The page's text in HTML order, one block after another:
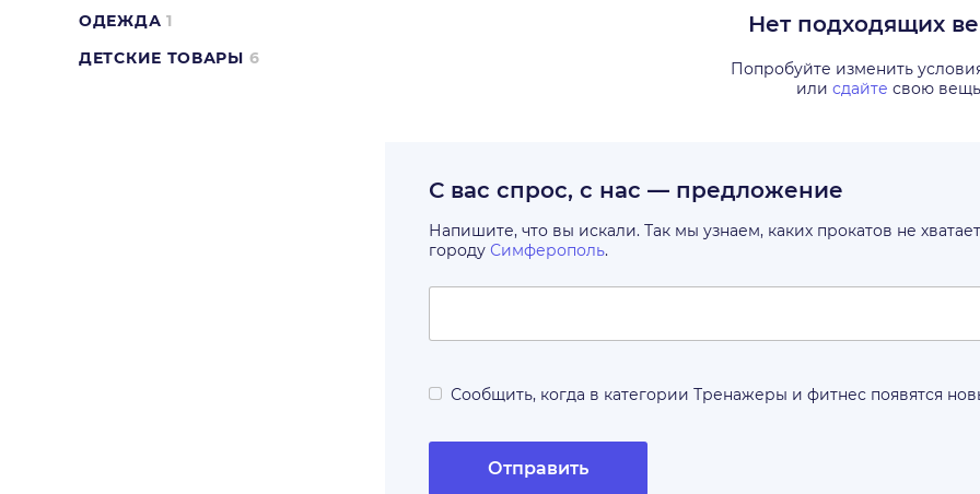
ОДЕЖДА 1
ДЕТСКИЕ ТОВАРЫ 6
Нет подходящих
Попробуйте изменить
или сдайте свою вещь
С вас спрос, с нас — предложение
Напишите, что вы искали. Так мы узнаем, каких прокатов не хватает
городу Симферополь.
Сообщить, когда в категории Тренажеры и фитнес появятся
Отправить